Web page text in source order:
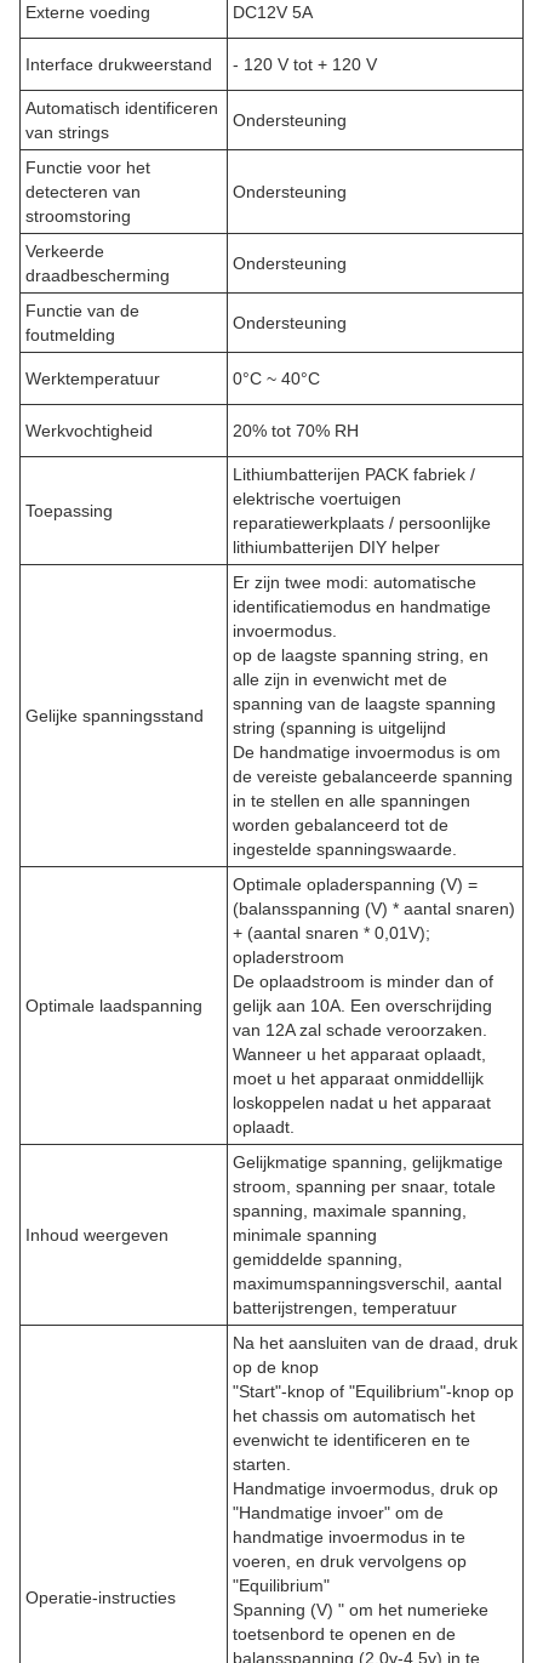
Externe voeding DC12V 5A
Interface drukweerstand - 120 V tot + 120 V
Automatisch identificeren
van strings
Ondersteuning
Functie voor het
detecteren van
stroomstoring
Ondersteuning
Verkeerde
draadbescherming
Ondersteuning
Functie van de
foutmelding
Ondersteuning
Werktemperatuur 0°C ~ 40°C
Werkvochtigheid 20% tot 70% RH
Toepassing
Lithiumbatterijen PACK fabriek /
elektrische voertuigen
reparatiewerkplaats / persoonlijke
lithiumbatterijen DIY helper
Gelijke spanningsstand
Er zijn twee modi: automatische
identificatiemodus en handmatige
invoermodus.
op de laagste spanning string, en
alle zijn in evenwicht met de
spanning van de laagste spanning
string (spanning is uitgelijnd
De handmatige invoermodus is om
de vereiste gebalanceerde spanning
in te stellen en alle spanningen
worden gebalanceerd tot de
ingestelde spanningswaarde.
Optimale laadspanning
Optimale opladerspanning (V) =
(balansspanning (V) * aantal snaren)
+ (aantal snaren * 0,01V);
opladerstroom
De oplaadstroom is minder dan of
gelijk aan 10A. Een overschrijding
van 12A zal schade veroorzaken.
Wanneer u het apparaat oplaadt,
moet u het apparaat onmiddellijk
loskoppelen nadat u het apparaat
oplaadt.
Inhoud weergeven
Gelijkmatige spanning, gelijkmatige
stroom, spanning per snaar, totale
spanning, maximale spanning,
minimale spanning
gemiddelde spanning,
maximumspanningsverschil, aantal
batterijstrengen, temperatuur
Operatie-instructies
Na het aansluiten van de draad, druk
op de knop
"Start"-knop of "Equilibrium"-knop op
het chassis om automatisch het
evenwicht te identificeren en te
starten.
Handmatige invoermodus, druk op
"Handmatige invoer" om de
handmatige invoermodus in te
voeren, en druk vervolgens op
"Equilibrium"
Spanning (V) " om het numerieke
toetsenbord te openen en de
balansspanning (2.0v-4.5v) in te